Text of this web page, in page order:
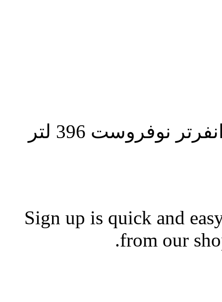
» ثلاجة تورنيدو انفرتر نوفروست 396 لتر
Sign up is quick and
from our